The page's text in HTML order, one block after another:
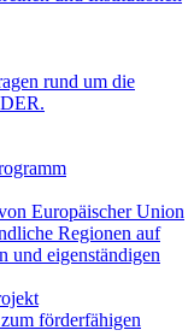
rund um die
Europäischer Union
Regionen auf
und eigenständigen
förderfähigen